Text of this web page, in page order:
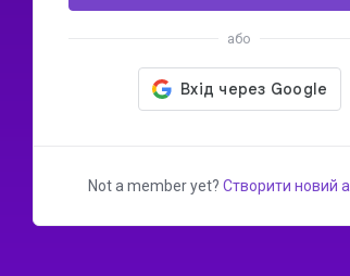
або
Not a member yet? Створити новий